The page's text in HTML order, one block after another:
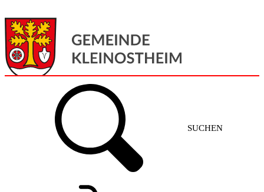
SUCHEN
Gemeinde + Service